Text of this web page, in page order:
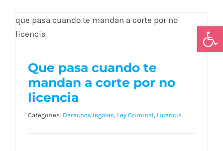
Juridical services
About us
mandan a corte por no
licencia
Que pasa cuando te
mandan a corte por no
licencia
Categories: Derechos legales, Ley Criminal, Licencia